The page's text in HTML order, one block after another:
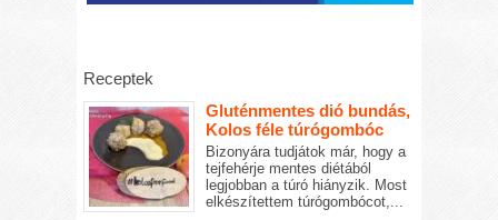
Receptek
Gluténmentes dió bundás,
Kolos féle túrógombóc
Bizonyára tudjátok már, hogy a
tejfehérje mentes diétából
legjobban a túró hiányzik. Most
elkészítettem túrógombócot,...